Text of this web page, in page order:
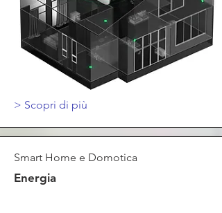
> Scopri di più
Smart Home e Domotica
Energia